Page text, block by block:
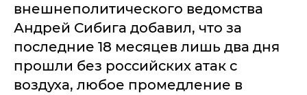
внешнеполитического ведомства
Андрей Сибига добавил, что за
последние 18 месяцев лишь два дня
прошли без российских атак с
воздуха, любое промедление в